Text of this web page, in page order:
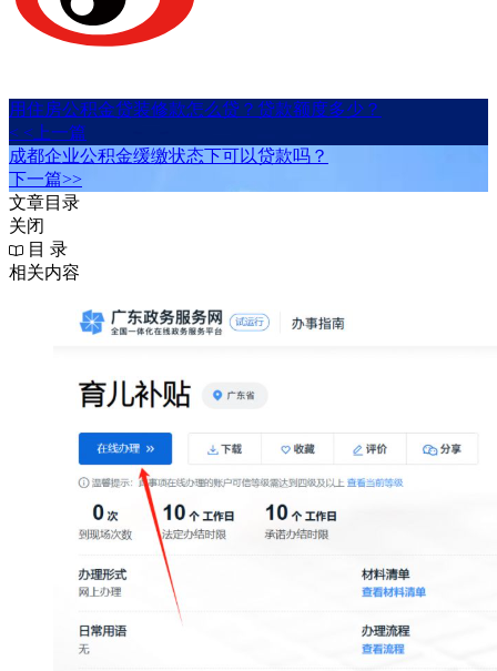
用住房公积金贷装修款怎么贷？贷款额度多少？
< <上一篇
成都企业公积金缓缴状态下可以贷款吗？
下一篇>>
文章目录
关闭
目 录
相关内容